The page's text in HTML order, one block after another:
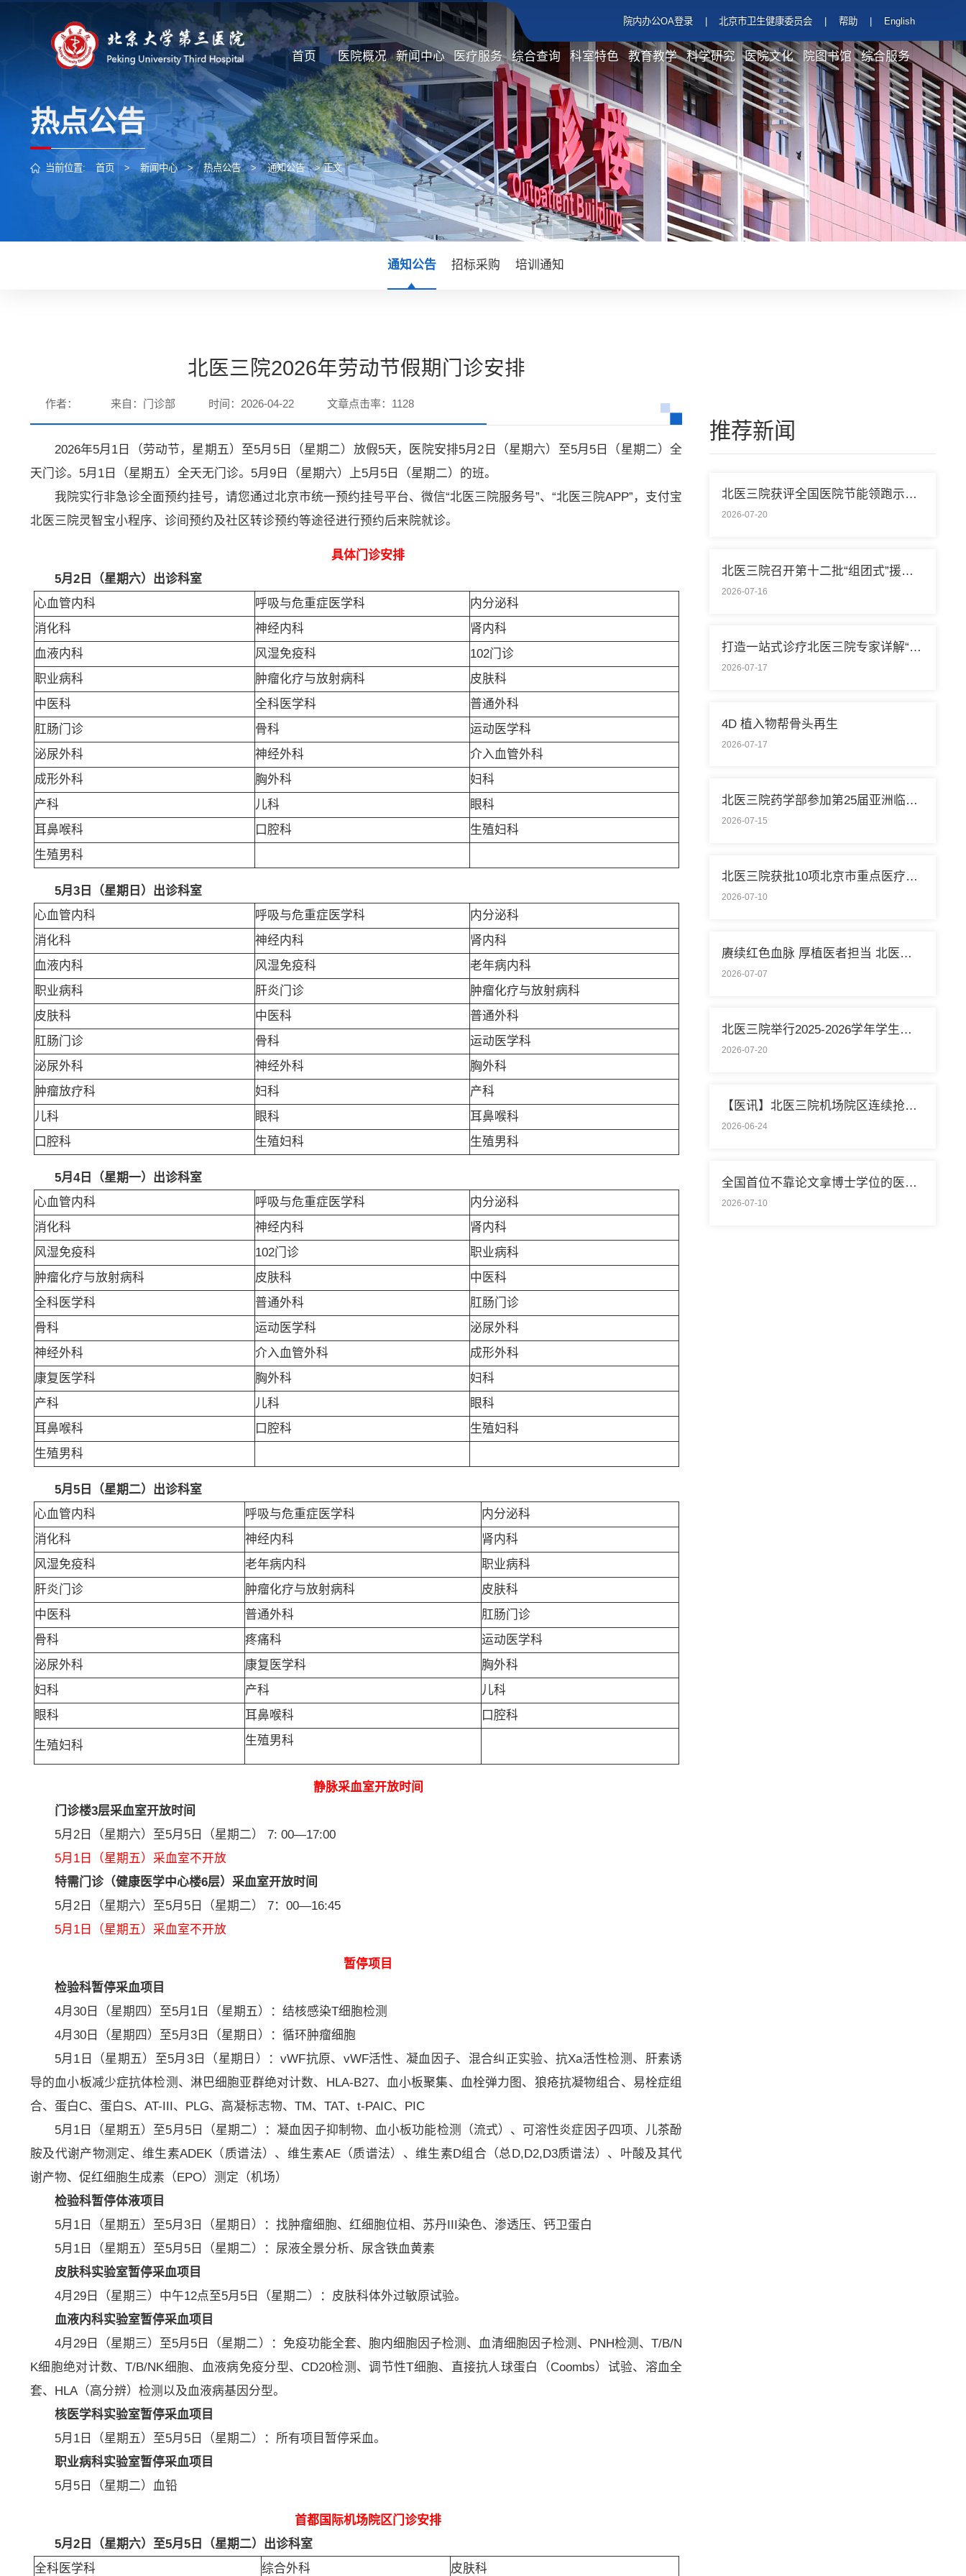
院内办公OA登录 北京市卫生健康委员会 帮助 English
首页 医院概况 新闻中心 医疗服务 综合查询 科室特色 教育教学 科学研究 医院文化 院图书馆 综合服务
热点公告
当前位置: 首页 > 新闻中心 > 热点公告 > 通知公告 > 正文
通知公告 招标采购 培训通知
北医三院2026年劳动节假期门诊安排
作者： 来自：门诊部 时间：2026-04-22 文章点击率： 1128
2026年5月1日（劳动节，星期五）至5月5日（星期二）放假5天，医院安排5月2日（星期六）至5月5日（星期二）全
天门诊。5月1日（星期五）全天无门诊。5月9日（星期六）上5月5日（星期二）的班。
我院实行非急诊全面预约挂号，请您通过北京市统一预约挂号平台、微信“北医三院服务号”、“北医三院APP”，支付宝
北医三院灵智宝小程序、诊间预约及社区转诊预约等途径进行预约后来院就诊。
具体门诊安排
5月2日（星期六）出诊科室
心血管内科
呼吸与危重症医学科
内分泌科
消化科
神经内科
肾内科
血液内科
风湿免疫科
102门诊
职业病科
肿瘤化疗与放射病科
皮肤科
中医科
全科医学科
普通外科
肛肠门诊
骨科
运动医学科
泌尿外科
神经外科
介入血管外科
成形外科
胸外科
妇科
产科
儿科
眼科
耳鼻喉科
口腔科
生殖妇科
生殖男科
5月3日（星期日）出诊科室
心血管内科
呼吸与危重症医学科
内分泌科
消化科
神经内科
肾内科
血液内科
风湿免疫科
老年病内科
职业病科
肝炎门诊
肿瘤化疗与放射病科
皮肤科
中医科
普通外科
肛肠门诊
骨科
运动医学科
泌尿外科
神经外科
胸外科
肿瘤放疗科
妇科
产科
儿科
眼科
耳鼻喉科
口腔科
生殖妇科 生殖男科
5月4日（星期一）出诊科室
心血管内科
呼吸与危重症医学科
内分泌科
消化科
神经内科
肾内科
风湿免疫科
102门诊
职业病科
肿瘤化疗与放射病科
皮肤科
中医科
全科医学科
普通外科
肛肠门诊
骨科
运动医学科
泌尿外科
神经外科
介入血管外科
成形外科
康复医学科
胸外科
妇科
产科
儿科
眼科
耳鼻喉科
口腔科
生殖妇科
生殖男科
5月5日（星期二）出诊科室
心血管内科
呼吸与危重症医学科
内分泌科
消化科
神经内科
肾内科
风湿免疫科
老年病内科
职业病科
肝炎门诊
肿瘤化疗与放射病科
皮肤科
中医科
普通外科
肛肠门诊
骨科
疼痛科
运动医学科
泌尿外科
康复医学科
胸外科
妇科
产科
儿科
眼科
耳鼻喉科 口腔科
生殖妇科 生殖男科
静脉采血室开放时间
门诊楼3层采血室开放时间
5月2日（星期六）至5月5日（星期二） 7: 00—17:00
5月1日（星期五）采血室不开放
特需门诊（健康医学中心楼6层）采血室开放时间
5月2日（星期六）至5月5日（星期二） 7：00—16:45
5月1日（星期五）采血室不开放
暂停项目
检验科暂停采血项目
4月30日（星期四）至5月1日（星期五）：结核感染T细胞检测
4月30日（星期四）至5月3日（星期日）：循环肿瘤细胞
5月1日（星期五）至5月3日（星期日）：vWF抗原、vWF活性、凝血因子、混合纠正实验、抗Xa活性检测、肝素诱
导的血小板减少症抗体检测、淋巴细胞亚群绝对计数、HLA-B27、血小板聚集、血栓弹力图、狼疮抗凝物组合、易栓症组
合、蛋白C、蛋白S、AT-III、PLG、高凝标志物、TM、TAT、t-PAIC、PIC
5月1日（星期五）至5月5日（星期二）：凝血因子抑制物、血小板功能检测（流式）、可溶性炎症因子四项、儿茶酚
胺及代谢产物测定、维生素ADEK（质谱法）、维生素AE（质谱法）、维生素D组合（总D,D2,D3质谱法）、叶酸及其代
谢产物、促红细胞生成素（EPO）测定（机场）
检验科暂停体液项目
5月1日（星期五）至5月3日（星期日）：找肿瘤细胞、红细胞位相、苏丹III染色、渗透压、钙卫蛋白
5月1日（星期五）至5月5日（星期二）：尿液全景分析、尿含铁血黄素
皮肤科实验室暂停采血项目
4月29日（星期三）中午12点至5月5日（星期二）：皮肤科体外过敏原试验。
血液内科实验室暂停采血项目
4月29日（星期三）至5月5日（星期二）：免疫功能全套、胞内细胞因子检测、血清细胞因子检测、PNH检测、T/B/N
K细胞绝对计数、T/B/NK细胞、血液病免疫分型、CD20检测、调节性T细胞、直接抗人球蛋白（Coombs）试验、溶血全
套、HLA（高分辨）检测以及血液病基因分型。
核医学科实验室暂停采血项目
5月1日（星期五）至5月5日（星期二）：所有项目暂停采血。
职业病科实验室暂停采血项目
5月5日（星期二）血铅
首都国际机场院区门诊安排
5月2日（星期六）至5月5日（星期二） 出诊科室
全科医学科
综合外科 皮肤科
推荐新闻
北医三院获评全国医院节能领跑示范单位称号
2026-07-20
北医三院召开第十二批“组团式”援藏医疗队欢送会
2026-07-16
打造一站式诊疗北医三院专家详解“控糖”新模式
2026-07-17
4D 植入物帮骨头再生
2026-07-17
北医三院药学部参加第25届亚洲临床药学大会
2026-07-15
北医三院获批10项北京市重点医疗技术临床应用培训基地
2026-07-10
赓续红色血脉 厚植医者担当 北医三院开展庆祝中国共产党成立105周年系列活动
2026-07-07
北医三院举行2025-2026学年学生暑期社会实践启动仪式
2026-07-20
【医讯】北医三院机场院区连续抢救两名致死性肺栓塞外籍旅客
2026-06-24
全国首位不靠论文拿博士学位的医学领域研究生通过答辩
2026-07-10